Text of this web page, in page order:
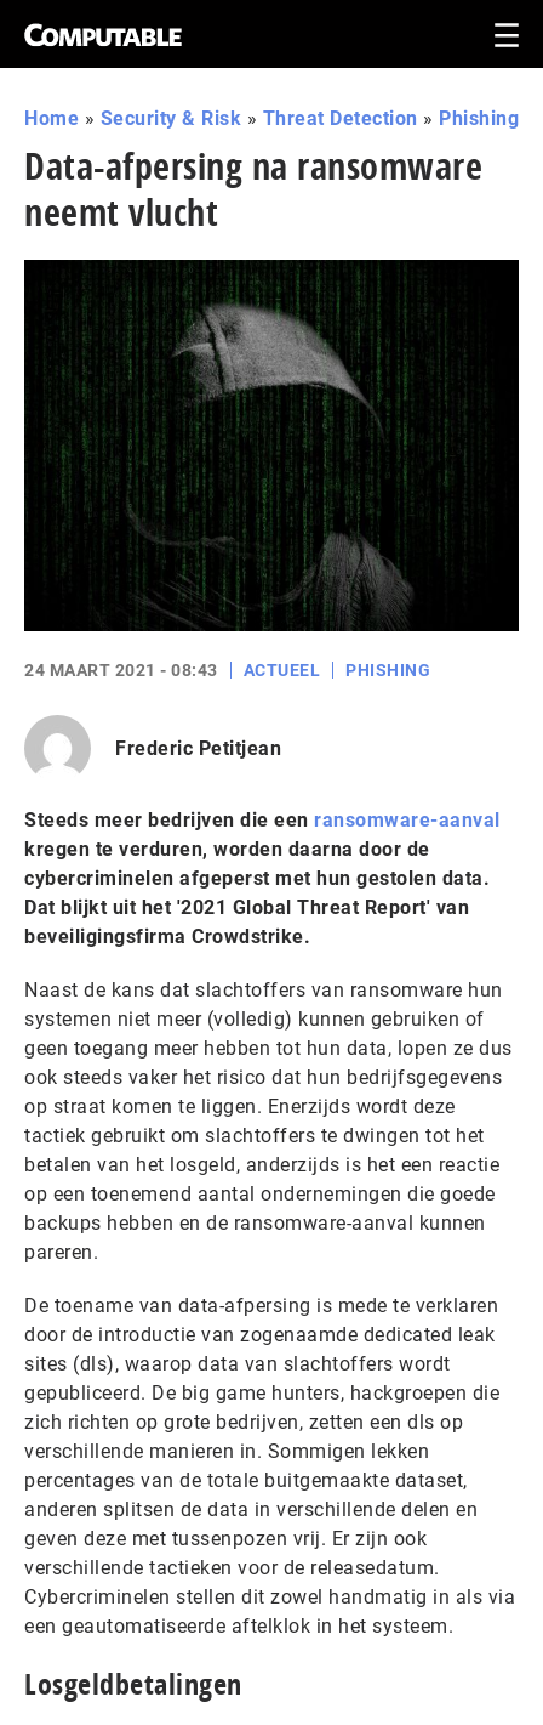
Home » Security & Risk » Threat Detection » Phishing
Data-afpersing na ransomware
neemt vlucht
24 MAART 2021 - 08:43 ACTUEEL PHISHING
Frederic Petitjean
Steeds meer bedrijven die een ransomware-aanval
kregen te verduren, worden daarna door de
cybercriminelen afgeperst met hun gestolen data.
Dat blijkt uit het '2021 Global Threat Report' van
beveiligingsfirma Crowdstrike.
Naast de kans dat slachtoffers van ransomware hun
systemen niet meer (volledig) kunnen gebruiken of
geen toegang meer hebben tot hun data, lopen ze dus
ook steeds vaker het risico dat hun bedrijfsgegevens
op straat komen te liggen. Enerzijds wordt deze
tactiek gebruikt om slachtoffers te dwingen tot het
betalen van het losgeld, anderzijds is het een reactie
op een toenemend aantal ondernemingen die goede
backups hebben en de ransomware-aanval kunnen
pareren.
De toename van data-afpersing is mede te verklaren
door de introductie van zogenaamde dedicated leak
sites (dls), waarop data van slachtoffers wordt
gepubliceerd. De big game hunters, hackgroepen die
zich richten op grote bedrijven, zetten een dls op
verschillende manieren in. Sommigen lekken
percentages van de totale buitgemaakte dataset,
anderen splitsen de data in verschillende delen en
geven deze met tussenpozen vrij. Er zijn ook
verschillende tactieken voor de releasedatum.
Cybercriminelen stellen dit zowel handmatig in als via
een geautomatiseerde aftelklok in het systeem.
Losgeldbetalingen